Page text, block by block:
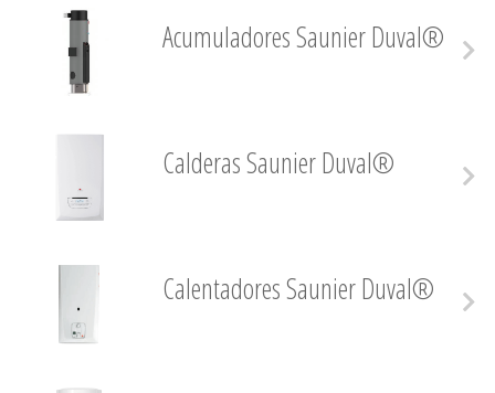
Acumuladores Saunier Duval®
Calderas Saunier Duval®
Calentadores Saunier Duval®